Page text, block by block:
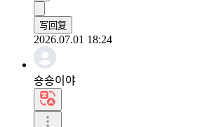
写回复
2026.07.01 18:24
숑숑이야